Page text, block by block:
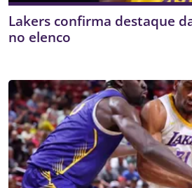
Lakers confirma destaque
no elenco